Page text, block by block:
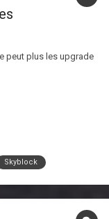
peut plus les upgrade
Skyblock